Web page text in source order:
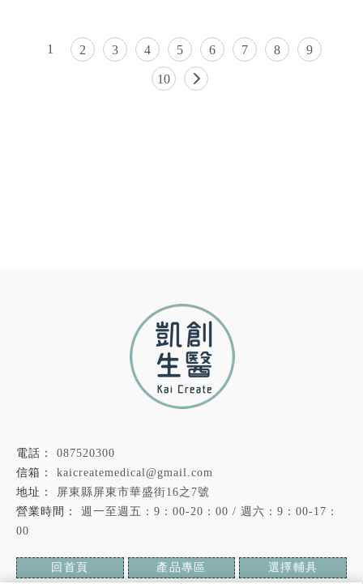
1 2 3 4 5 6 7 8 9
10
087520300
kaicreatemedical@gmail.com
屏東縣屏東市華盛街16之7號
週一至週五：9：00-20：00 / 週六：9：00-17：
00
回首頁 產品專區 選擇輔具